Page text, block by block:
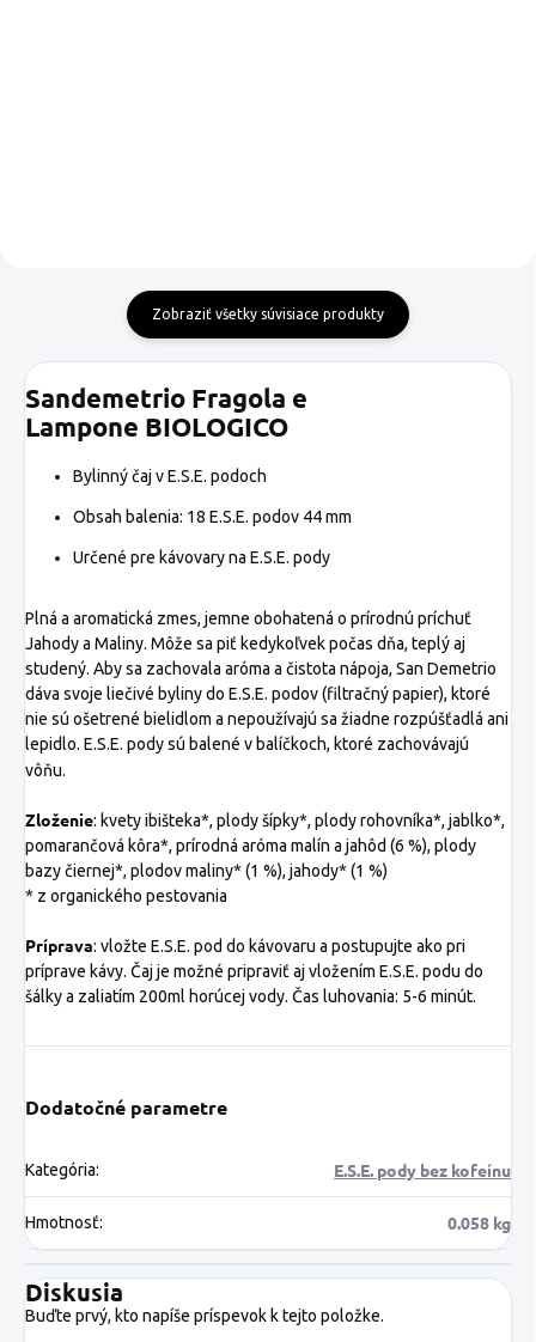
Zobraziť všetky súvisiace produkty
Sandemetrio Fragola e
Lampone BIOLOGICO
Bylinný čaj v E.S.E. podoch
Obsah balenia: 18 E.S.E. podov 44 mm
Určené pre kávovary na E.S.E. pody
Plná a aromatická zmes, jemne obohatená o prírodnú príchuť
Jahody a Maliny. Môže sa piť kedykoľvek počas dňa, teplý aj
studený. Aby sa zachovala aróma a čistota nápoja, San Demetrio
dáva svoje liečivé byliny do E.S.E. podov (filtračný papier), ktoré
nie sú ošetrené bielidlom a nepoužívajú sa žiadne rozpúšťadlá ani
lepidlo. E.S.E. pody sú balené v balíčkoch, ktoré zachovávajú
vôňu.
Zloženie: kvety ibišteka*, plody šípky*, plody rohovníka*, jablko*,
pomarančová kôra*, prírodná aróma malín a jahôd (6 %), plody
bazy čiernej*, plodov maliny* (1 %), jahody* (1 %)
* z organického pestovania
Príprava: vložte E.S.E. pod do kávovaru a postupujte ako pri
príprave kávy. Čaj je možné pripraviť aj vložením E.S.E. podu do
šálky a zaliatím 200ml horúcej vody. Čas luhovania: 5-6 minút.
Dodatočné parametre
Kategória: E.S.E. pody bez kofeínu
Hmotnosť: 0.058 kg
Diskusia
Buďte prvý, kto napíše príspevok k tejto položke.